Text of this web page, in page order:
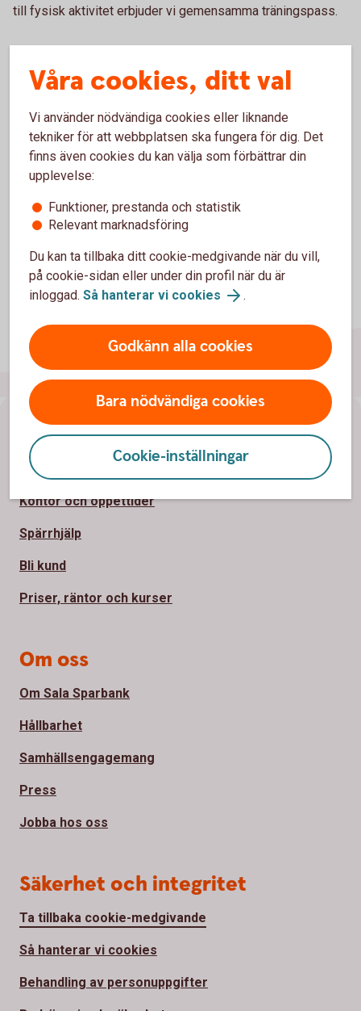
till fysisk aktivitet erbjuder vi gemensamma träningspass.
I Sala Sparbank har vi en hälso- och friskvårdsgrupp som
arbetar för att alla medarbetare ska inspireras till ökad
aktivitet, må bra och få balans i livet. Gruppen arbetar
löpande med att ge kosttips och erbjuda olika slags
träningsaktiviteter.
Våra cookies, ditt val
Vi använder nödvändiga cookies eller liknande
tekniker för att webbplatsen ska fungera för dig. Det
finns även cookies du kan välja som förbättrar din
upplevelse:
Funktioner, prestanda och statistik
Relevant marknadsföring
Du kan ta tillbaka ditt cookie-medgivande när du vill,
på cookie-sidan eller under din profil när du är
inloggad. Så hanterar vi cookies .
Godkänn alla cookies
Bara nödvändiga cookies
Cookie-inställningar
Sidfot
Hitta snabbt
Kontakta oss
Kontor och öppettider
Spärrhjälp
Bli kund
Priser, räntor och kurser
Om oss
Om Sala Sparbank
Hållbarhet
Samhällsengagemang
Press
Jobba hos oss
Säkerhet och integritet
Ta tillbaka cookie-medgivande
Så hanterar vi cookies
Behandling av personuppgifter